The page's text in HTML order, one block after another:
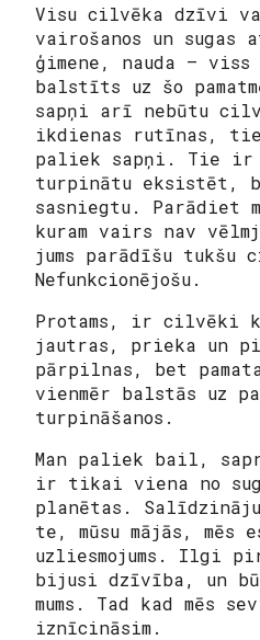
Visu cilvēka dzīvi
vairošanos un
ģimene, nauda –
balstīts uz šo
sapņi arī nebūtu
ikdienas rutīnas,
paliek sapņi. Tie
turpinātu eksistēt,
sasniegtu. Parādiet
kuram vairs nav
jums parādīšu tukšu
Nefunkcionējošu.
Protams, ir cilvēki
jautras, prieka un
pārpilnas, bet
vienmēr balstās uz
turpināšanos.
Man paliek bail,
ir tikai viena no
planētas.
te, mūsu mājās, mēs
uzliesmojums. Ilgi
bijusi dzīvība, un
mums. Tad kad mēs
iznīcināsim.